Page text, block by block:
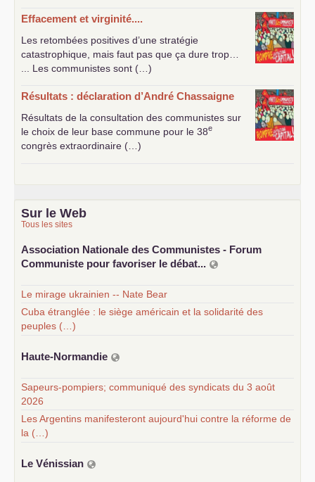
Effacement et virginité....
Les retombées positives d’une stratégie
catastrophique, mais faut pas que ça dure trop…
... Les communistes sont (…)
Résultats : déclaration d’André Chassaigne
Résultats de la consultation des communistes sur
le choix de leur base commune pour le 38e
congrès extraordinaire (…)
Sur le Web
Tous les sites
Association Nationale des Communistes - Forum
Communiste pour favoriser le débat...
Le mirage ukrainien -- Nate Bear
Cuba étranglée : le siège américain et la solidarité des
peuples (…)
Haute-Normandie
Sapeurs-pompiers; communiqué des syndicats du 3 août
2026
Les Argentins manifesteront aujourd'hui contre la réforme de
la (…)
Le Vénissian